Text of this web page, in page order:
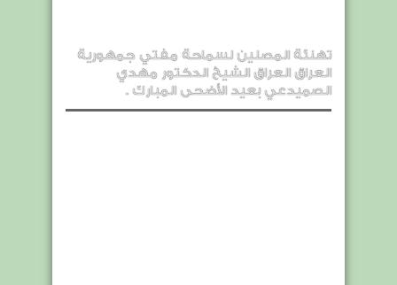
تهنئة المصلين لسماحة مفتي جمهورية
العراق العراق الشيخ الدكتور مهدي
الصميدعي بعيد الأضحى المبارك .